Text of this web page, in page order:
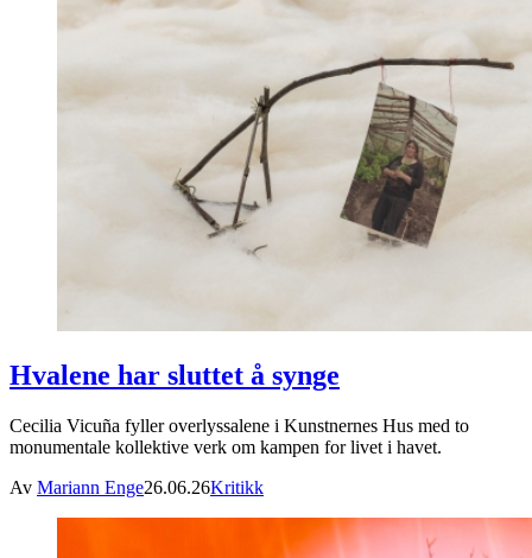
Hvalene har sluttet å synge
Cecilia Vicuña fyller overlyssalene i Kunstnernes Hus med to
monumentale kollektive verk om kampen for livet i havet.
Av Mariann Enge26.06.26Kritikk